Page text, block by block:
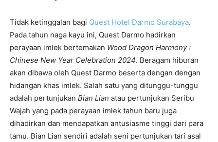
Tidak ketinggalan bagi Quest Hotel Darmo Surabaya.
Pada tahun naga kayu ini, Quest Darmo hadirkan
perayaan imlek bertemakan Wood Dragon Harmony :
Chinese New Year Celebration 2024. Beragam hiburan
akan dibawa oleh Quest Darmo beserta dengan dengan
hidangan khas imlek. Salah satu yang ditunggu-tunggu
adalah pertunjukan Bian Lian atau pertunjukan Seribu
Wajah yang pada perayaan imlek tahun baru juga
dihadirkan dan mendapatkan antusiasme tinggi dari para
tamu. Bian Lian sendiri adalah seni pertunjukan tari asal